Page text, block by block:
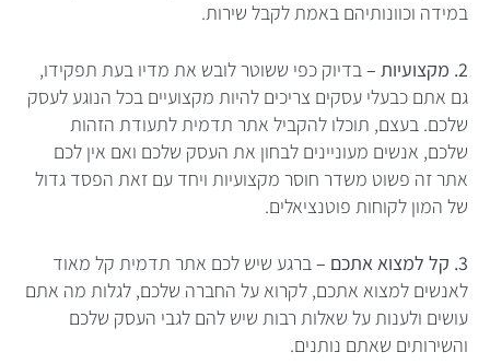
במידה וכוונותיהם באמת לקבל שירות.
2. מקצועיות –
בדיוק כפי ששוטר לובש את מדיו בעת תפקידו,
גם אתם כבעלי עסקים צריכים להיות מקצועיים בכל הנוגע לעסק
שלכם. בעצם, תוכלו להקביל אתר תדמית לתעודת הזהות
שלכם, אנשים מעוניינים לבחון את העסק שלכם ואם אין לכם
אתר זה פשוט משדר חוסר מקצועיות ויחד עם זאת הפסד גדול
של המון לקוחות פוטנציאלים.
3. קל למצוא אתכם –
ברגע שיש לכם אתר תדמית קל מאוד
לאנשים למצוא אתכם, לקרוא על החברה שלכם, לגלות מה אתם
עושים ולענות על שאלות רבות שיש להם לגבי העסק שלכם
והשירותים שאתם נותנים.